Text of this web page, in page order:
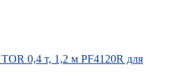
0,4 т, 1,2 м PF4120R для